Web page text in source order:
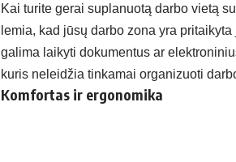
Kai turite gerai suplanuotą darbo vietą
lemia, kad jūsų darbo zona yra
galima laikyti dokumentus ar
kuris neleidžia tinkamai organizuoti
Komfortas ir ergonomika